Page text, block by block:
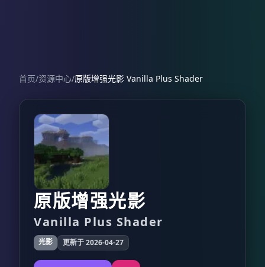
首页/资源中心/原版增强光影 Vanilla Plus Shader
原版增强光影
Vanilla Plus Shader
光影 更新于 2026-04-27